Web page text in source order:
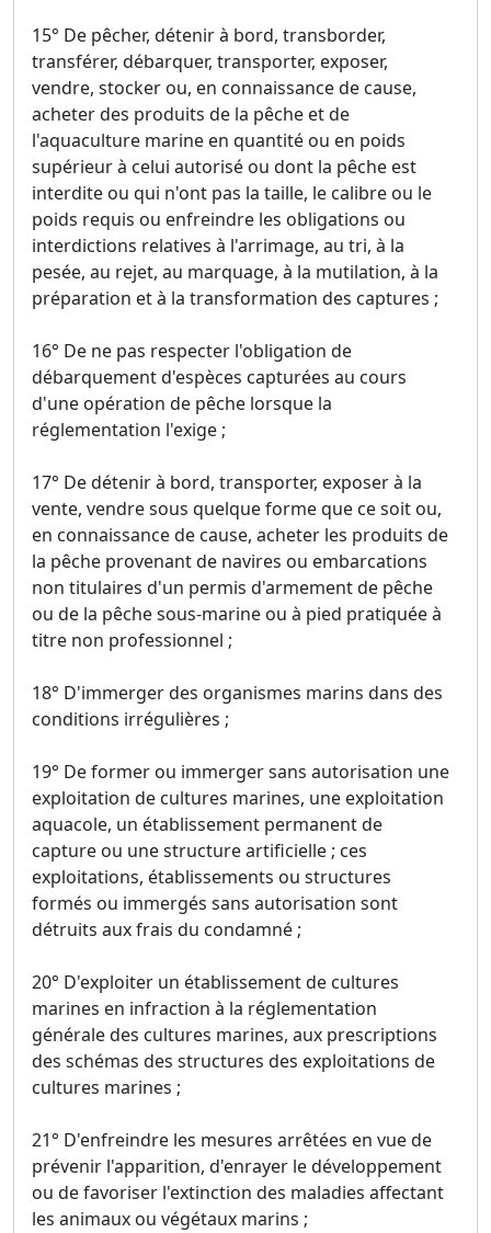
15° De pêcher, détenir à bord, transborder,
transférer, débarquer, transporter, exposer,
vendre, stocker ou, en connaissance de cause,
acheter des produits de la pêche et de
l'aquaculture marine en quantité ou en poids
supérieur à celui autorisé ou dont la pêche est
interdite ou qui n'ont pas la taille, le calibre ou le
poids requis ou enfreindre les obligations ou
interdictions relatives à l'arrimage, au tri, à la
pesée, au rejet, au marquage, à la mutilation, à la
préparation et à la transformation des captures ;
16° De ne pas respecter l'obligation de
débarquement d'espèces capturées au cours
d'une opération de pêche lorsque la
réglementation l'exige ;
17° De détenir à bord, transporter, exposer à la
vente, vendre sous quelque forme que ce soit ou,
en connaissance de cause, acheter les produits de
la pêche provenant de navires ou embarcations
non titulaires d'un permis d'armement de pêche
ou de la pêche sous-marine ou à pied pratiquée à
titre non professionnel ;
18° D'immerger des organismes marins dans des
conditions irrégulières ;
19° De former ou immerger sans autorisation une
exploitation de cultures marines, une exploitation
aquacole, un établissement permanent de
capture ou une structure artificielle ; ces
exploitations, établissements ou structures
formés ou immergés sans autorisation sont
détruits aux frais du condamné ;
20° D'exploiter un établissement de cultures
marines en infraction à la réglementation
générale des cultures marines, aux prescriptions
des schémas des structures des exploitations de
cultures marines ;
21° D'enfreindre les mesures arrêtées en vue de
prévenir l'apparition, d'enrayer le développement
ou de favoriser l'extinction des maladies affectant
les animaux ou végétaux marins ;